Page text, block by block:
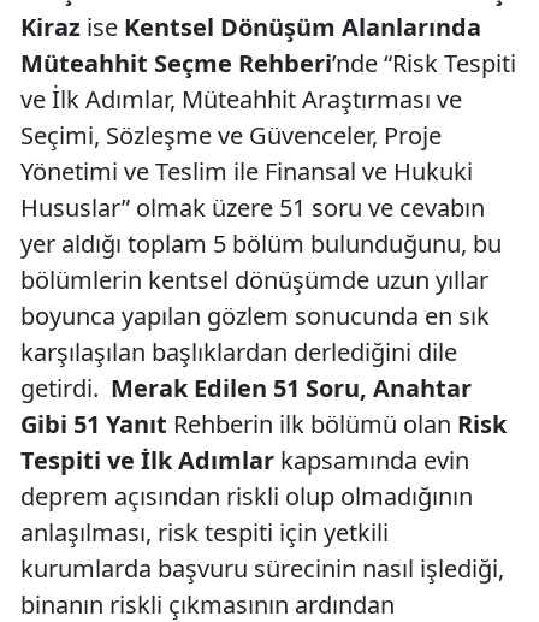
Kiraz ise Kentsel Dönüşüm Alanlarında
Müteahhit Seçme Rehberi’nde “Risk Tespiti
ve İlk Adımlar, Müteahhit Araştırması ve
Seçimi, Sözleşme ve Güvenceler, Proje
Yönetimi ve Teslim ile Finansal ve Hukuki
Hususlar” olmak üzere 51 soru ve cevabın
yer aldığı toplam 5 bölüm bulunduğunu, bu
bölümlerin kentsel dönüşümde uzun yıllar
boyunca yapılan gözlem sonucunda en sık
karşılaşılan başlıklardan derlediğini dile
getirdi. Merak Edilen 51 Soru, Anahtar
Gibi 51 Yanıt Rehberin ilk bölümü olan Risk
Tespiti ve İlk Adımlar kapsamında evin
deprem açısından riskli olup olmadığının
anlaşılması, risk tespiti için yetkili
kurumlarda başvuru sürecinin nasıl işlediği,
binanın riskli çıkmasının ardından